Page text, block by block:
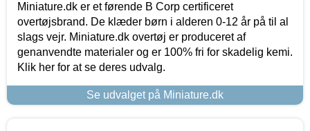
Miniature.dk er et førende B Corp certificeret
overtøjsbrand. De klæder børn i alderen 0-12 år på til al
slags vejr. Miniature.dk overtøj er produceret af
genanvendte materialer og er 100% fri for skadelig kemi.
Klik her for at se deres udvalg.
Se udvalget på Miniature.dk